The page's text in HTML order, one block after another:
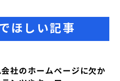
ほしい記事
社のホームページに欠か